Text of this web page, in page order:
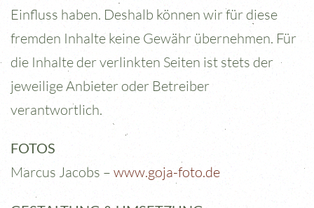
Einfluss haben. Deshalb können wir für diese
fremden Inhalte keine Gewähr übernehmen. Für
die Inhalte der verlinkten Seiten ist stets der
jeweilige Anbieter oder Betreiber
verantwortlich.
FOTOS
Marcus Jacobs – www.goja-foto.de